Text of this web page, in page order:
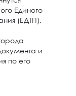
Единого
(ЕДТП).
и
по его